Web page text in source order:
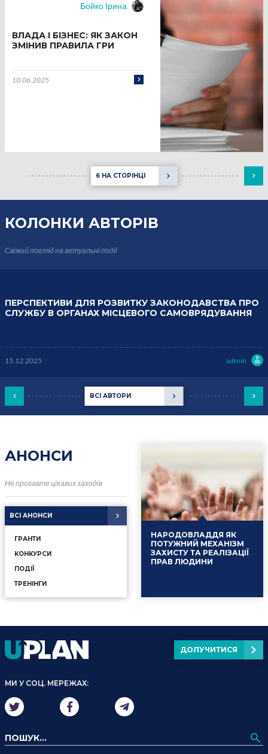
Бойко Ірина
ВЛАДА І БІЗНЕС: ЯК ЗАКОН
ЗМІНИВ ПРАВИЛА ГРИ
10.06.2025
6 НА СТОРІНЦІ
КОЛОНКИ АВТОРІВ
Свіжий погляд на актуальні події
ВСІ АВТОРИ
ПЕРСПЕКТИВИ ДЛЯ РОЗВИТКУ ЗАКОНОДАВСТВА ПРО
СЛУЖБУ В ОРГАНАХ МІСЦЕВОГО САМОВРЯДУВАННЯ
15.12.2025 admin
АНОНСИ
Не прогавте цікавих заходів
ВСІ АНОНСИ
ГРАНТИ
КОНКУРСИ
ПОДІЇ
ТРЕНІНГИ
НАРОДОВЛАДДЯ ЯК
ПОТУЖНИЙ МЕХАНІЗМ
ЗАХИСТУ ТА РЕАЛІЗАЦІЇ
ПРАВ ЛЮДИНИ
16.01.2025 Події
МИ У СОЦ. МЕРЕЖАХ:
ДОЛУЧИТИСЯ